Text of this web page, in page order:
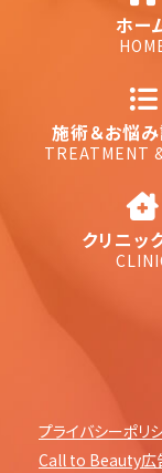
ホー
施術＆お悩
TREATMENT
クリニッ
プライバシーポリ
Call to Beauty広